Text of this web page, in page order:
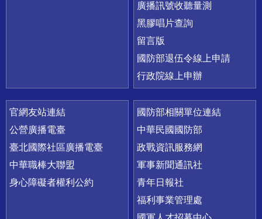
廣播訊號收聽量測
黑膠唱片查詢
留言版
國防部退伍令線上申請
行政院線上申辦
官網友站連結
公營廣播電臺
臺北國際社區廣播電臺
中華職棒大聯盟
身心障礙者權利公約
國防部相關單位連結
中華民國國防部
政戰資訊服務網
軍事新聞通訊社
青年日報社
福利事業管理處